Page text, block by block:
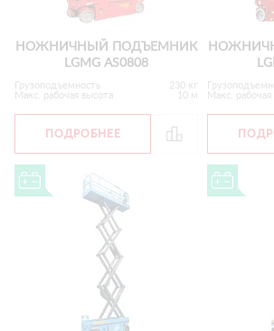
НОЖНИЧНЫЙ ПОДЪЕМНИК
LGMG AS0808
Грузоподъемность
230 кг
Макс. рабочая высота
10 м
ПОДРОБНЕЕ
Макс. рабочая